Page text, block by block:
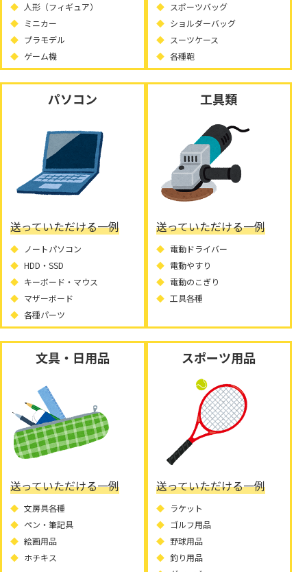
人形（フィギュア）
ミニカー
プラモデル
ゲーム機
スポーツバッグ
ショルダーバッグ
スーツケース
各種鞄
パソコン
送っていただける一例
ノートパソコン
HDD・SSD
キーボード・マウス
マザーボード
各種パーツ
工具類
送っていただける一例
電動ドライバー
電動やすり
電動のこぎり
工具各種
文具・日用品
送っていただける一例
文房具各種
ペン・筆記具
絵画用品
ホチキス
スポーツ用品
送っていただける一例
ラケット
ゴルフ用品
野球用品
釣り用品